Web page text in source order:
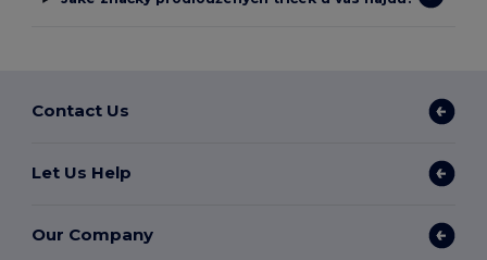
Contact Us
Let Us Help
Our Company